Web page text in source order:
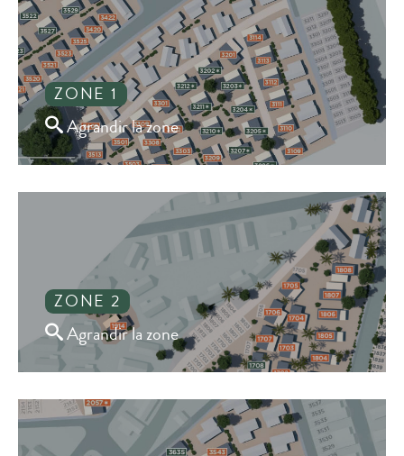
ZONE 1
Agrandir la zone
ZONE 2
Agrandir la zone